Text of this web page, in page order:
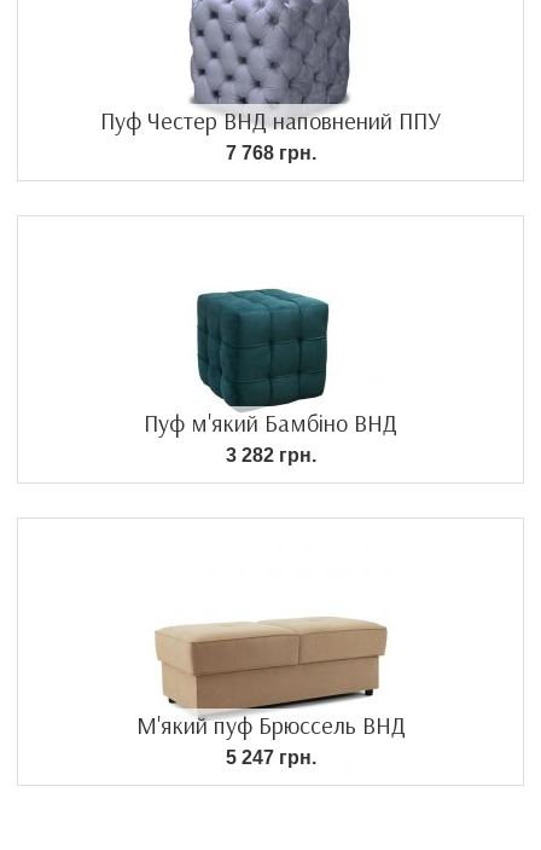
Пуф Честер ВНД наповнений ППУ
7 768 грн.
Пуф м'який Бамбіно ВНД
3 282 грн.
М'який пуф Брюссель ВНД
5 247 грн.